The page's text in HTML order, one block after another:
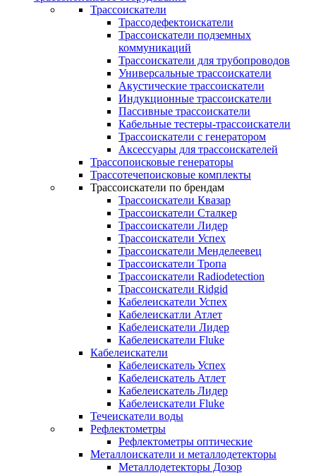
Трассоискатели
Трассодефектоискатели
Трассоискатели подземных
коммуникаций
Трассоискатели для трубопроводов
Универсальные трассоискатели
Акустические трассоискатели
Индукционные трассоискатели
Пассивные трассоискатели
Кабельные тестеры-трассоискатели
Трассоискатели с генератором
Аксессуары для трассоискателей
Трассопоисковые генераторы
Трассотечепоисковые комплекты
Трассоискатели по брендам
Трассоискатели Квазар
Трассоискатели Сталкер
Трассоискатели Лидер
Трассоискатели Успех
Трассоискатели Менделеевец
Трассоискатели Тропа
Трассоискатели Radiodetection
Трассоискатели Ridgid
Кабелеискатели Успех
Кабелеискатли Атлет
Кабелеискатели Лидер
Кабелеискатели Fluke
Кабелеискатели
Кабелеискатель Успех
Кабелеискатель Атлет
Кабелеискатель Лидер
Кабелеискатели Fluke
Течеискатели воды
Рефлектометры
Рефлектометры оптические
Металлоискатели и металлодетекторы
Металлодетекторы Дозор